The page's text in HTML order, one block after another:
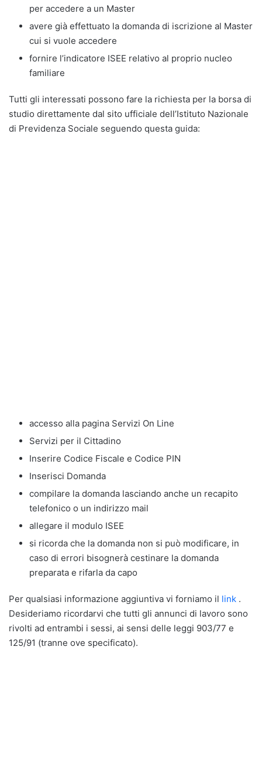
per accedere a un Master
avere già effettuato la domanda di iscrizione al Master
cui si vuole accedere
fornire l’indicatore ISEE relativo al proprio nucleo
familiare
Tutti gli interessati possono fare la richiesta per la borsa di
studio direttamente dal sito ufficiale dell’Istituto Nazionale
di Previdenza Sociale seguendo questa guida:
accesso alla pagina Servizi On Line
Servizi per il Cittadino
Inserire Codice Fiscale e Codice PIN
Inserisci Domanda
compilare la domanda lasciando anche un recapito
telefonico o un indirizzo mail
allegare il modulo ISEE
si ricorda che la domanda non si può modificare, in
caso di errori bisognerà cestinare la domanda
preparata e rifarla da capo
Per qualsiasi informazione aggiuntiva vi forniamo il link .
Desideriamo ricordarvi che tutti gli annunci di lavoro sono
rivolti ad entrambi i sessi, ai sensi delle leggi 903/77 e
125/91 (tranne ove specificato).